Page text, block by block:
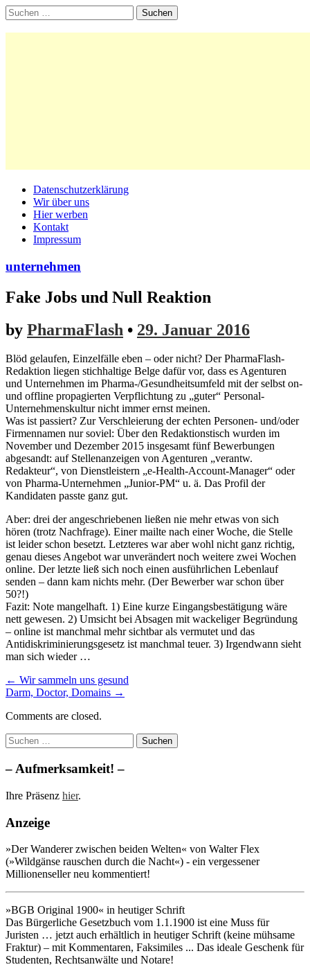
Suchen
nach:
Main
menu
Skip
content
Datenschutzerklärung
Wir über uns
Hier werben
Kontakt
Impressum
unternehmen
Fake Jobs und Null Reaktion
by PharmaFlash • 29. Januar 2016
Blöd gelaufen, Einzelfälle eben – oder nicht? Der PharmaFlash-
Redaktion liegen stichhaltige Belge dafür vor, dass es Agenturen
und Unternehmen im Pharma-/Gesundheitsumfeld mit der selbst on-
und offline propagierten Verpflichtung zu „guter“ Personal-
Unternehmenskultur nicht immer ernst meinen.
Was ist passiert? Zur Verschleierung der echten Personen- und/oder
Firmennamen nur soviel: Über den Redaktionstisch wurden im
November und Dezember 2015 insgesamt fünf Bewerbungen
abgesandt: auf Stellenanzeigen von Agenturen „verantw.
Redakteur“, von Dienstleistern „e-Health-Account-Manager“ oder
von Pharma-Unternehmen „Junior-PM“ u. ä. Das Profil der
Kandidaten passte ganz gut.
Aber: drei der angeschriebenen ließen nie mehr etwas von sich
hören (trotz Nachfrage). Einer mailte nach einer Woche, die Stelle
ist leider schon besetzt. Letzteres war aber wohl nicht ganz richtig,
genau dieses Angebot war unverändert noch weitere zwei Wochen
online. Der letzte ließ sich noch einen ausführlichen Lebenlauf
senden – dann kam nichts mehr. (Der Bewerber war schon über
50?!)
Fazit: Note mangelhaft. 1) Eine kurze Eingangsbestätigung wäre
nett gewesen. 2) Umsicht bei Absagen mit wackeliger Begründung
– online ist manchmal mehr sichtbar als vermutet und das
Antidiskriminierungsgesetz ist manchmal teuer. 3) Irgendwann sieht
man sich wieder …
Post
navigation
← Wir sammeln uns gesund
Darm, Doctor, Domains →
Comments are closed.
Suchen
nach:
– Aufmerksamkeit! –
Ihre Präsenz hier.
Anzeige
»Der Wanderer zwischen beiden Welten« von Walter Flex
(»Wildgänse rauschen durch die Nacht«) - ein vergessener
Millionenseller neu kommentiert!
»BGB Original 1900« in heutiger Schrift
Das Bürgerliche Gesetzbuch vom 1.1.1900 ist eine Muss für
Juristen … jetzt auch erhältlich in heutiger Schrift (keine mühsame
Fraktur) – mit Kommentaren, Faksimiles ... Das ideale Geschenk für
Studenten, Rechtsanwälte und Notare!